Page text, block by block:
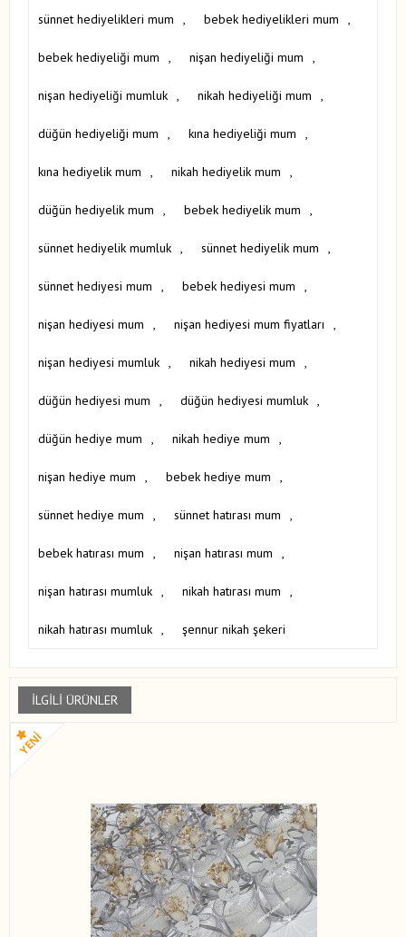
sünnet hediyelikleri mum , bebek hediyelikleri mum ,
bebek hediyeliği mum , nişan hediyeliği mum ,
nişan hediyeliği mumluk , nikah hediyeliği mum ,
düğün hediyeliği mum , kına hediyeliği mum ,
kına hediyelik mum , nikah hediyelik mum ,
düğün hediyelik mum , bebek hediyelik mum ,
sünnet hediyelik mumluk , sünnet hediyelik mum ,
sünnet hediyesi mum , bebek hediyesi mum ,
nişan hediyesi mum , nişan hediyesi mum fiyatları ,
nişan hediyesi mumluk , nikah hediyesi mum ,
düğün hediyesi mum , düğün hediyesi mumluk ,
düğün hediye mum , nikah hediye mum ,
nişan hediye mum , bebek hediye mum ,
sünnet hediye mum , sünnet hatırası mum ,
bebek hatırası mum , nişan hatırası mum ,
nişan hatırası mumluk , nikah hatırası mum ,
nikah hatırası mumluk , şennur nikah şekeri
İLGILI ÜRÜNLER